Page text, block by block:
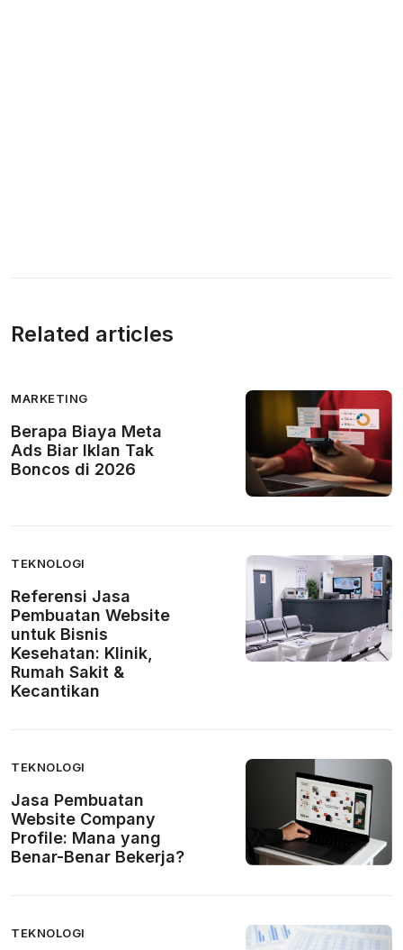
Related articles
MARKETING
Berapa Biaya Meta
Ads Biar Iklan Tak
Boncos di 2026
TEKNOLOGI
Referensi Jasa
Pembuatan Website
untuk Bisnis
Kesehatan: Klinik,
Rumah Sakit &
Kecantikan
TEKNOLOGI
Jasa Pembuatan
Website Company
Profile: Mana yang
Benar-Benar Bekerja?
TEKNOLOGI